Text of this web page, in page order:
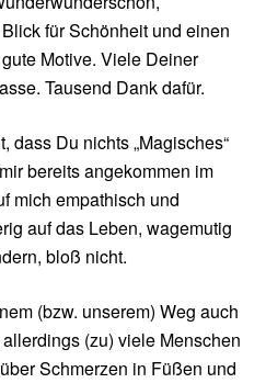
für Schönheit und einen
Motive. Viele Deiner
Tausend Dank dafür.
dass Du nichts „Magisches“
bereits angekommen im
mich empathisch und
auf das Leben, wagemutig
bloß nicht.
(bzw. unserem) Weg auch
(zu) viele Menschen
Schmerzen in Füßen und